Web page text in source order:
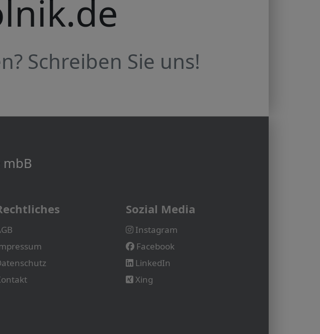
Schreiben Sie uns!
Sozial Media
Instagram
Facebook
LinkedIn
Xing